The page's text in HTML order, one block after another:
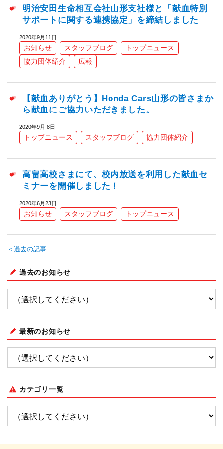
明治安田生命相互会社山形支社様と「献血特別
サポートに関する連携協定」を締結しました
2020年9月11日
お知らせ スタッフブログ
トップニュース
協力団体紹介
広報
【献血ありがとう】Honda Cars山形の皆さまか
ら献血にご協力いただきました。
2020年9月 8日
トップニュース スタッフブログ 協力団体紹介
高畠高校さまにて、校内放送を利用した献血セ
ミナーを開催しました！
2020年6月23日
お知らせ スタッフブログ トップニュース
＜過去の記事
過去のお知らせ
最新のお知らせ
カテゴリ一覧